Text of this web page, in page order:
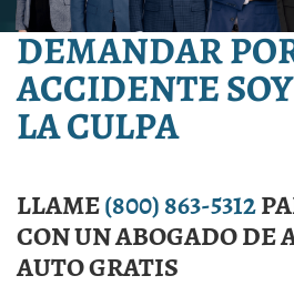
DEMANDAR
ACCIDENTE
LA CULPA
LLAME(800) 863-5312
CON UN ABOGADO DE
AUTO GRATIS